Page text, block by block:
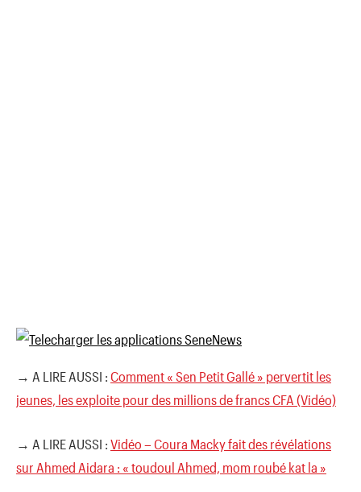
→ A LIRE AUSSI : Comment « Sen Petit Gallé » pervertit les
jeunes, les exploite pour des millions de francs CFA (Vidéo)
→ A LIRE AUSSI : Vidéo – Coura Macky fait des révélations
sur Ahmed Aidara : « toudoul Ahmed, mom roubé kat la »